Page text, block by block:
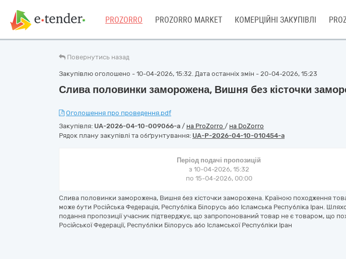
PROZORRO PROZORRO MARKET КОМЕРЦІЙНІ ЗАКУПІВЛІ
Повернутись назад
Закупівлю оголошено - 10-04-2026, 15:32. Дата останніх змін - 20-04-2026, 15:23
Слива половинки заморожена, Вишня без кісточки
Оголошення про проведення.pdf
Закупівля: UA-2026-04-10-009066-a / на ProZorro / на DoZorro
Рядок плану закупівлі та обґрунтування: UA-P-2026-04-10-010454-a
Період подачі пропозицій
з 10-04-2026, 15:32
по 15-04-2026, 00:00
Слива половинки заморожена, Вишня без кісточки заморожена. Країною походження
може бути Російська Федерація, Республіка Білорусь або Ісламська Республіка Іран.
подання пропозиції учасник підтверджує, що запропонований товар не є товаром, що
Російської Федерації, Республіки Білорусь або Ісламської Республіки Іран